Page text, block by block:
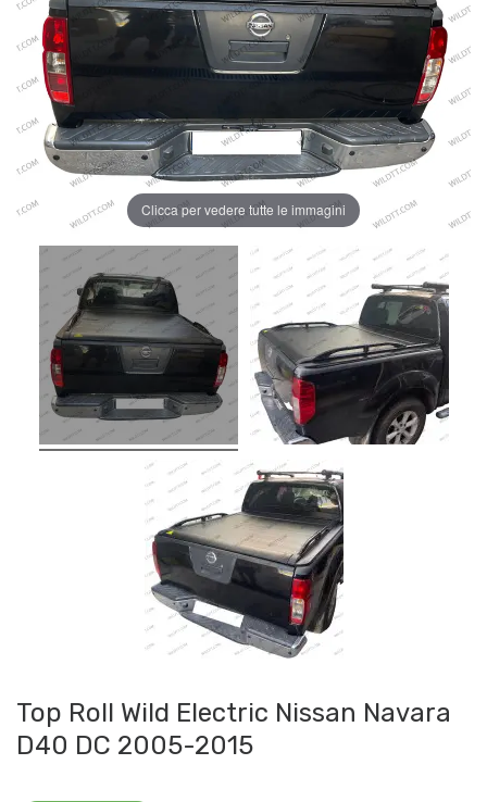
Clicca per vedere tutte le immagini
Top Roll Wild Electric Nissan Navara
D40 DC 2005-2015